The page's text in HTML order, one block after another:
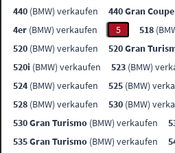
440 (BMW) verkaufen 440 Gran Coupe
4er (BMW) verkaufen 5 518
520 (BMW) verkaufen 520 Gran
520i (BMW) verkaufen 523 (BMW)
524 (BMW) verkaufen 525 (BMW)
528 (BMW) verkaufen 530 (BMW)
530 Gran Turismo (BMW) verkaufen
535 Gran Turismo (BMW) verkaufen